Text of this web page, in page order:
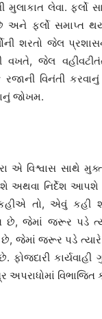
લેવા. ફર્લો
ફર્લો સમાપ્ત
શરતો જેલ પ્રશાસન
જેલ
વિનંતી
જોખમ.
એ વિશ્વાસ સાથે
અથવા નિર્દેશ આપશે
તો, એવું કહી
છે, જેમાં જરૂર પડે
જેમાં જરૂર પડે ત્યારે
કાર્યવાહી
અપરાધોમાં વિભાજિત